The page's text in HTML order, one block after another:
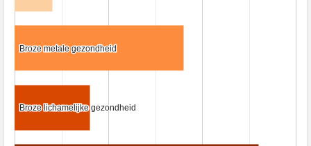
Broze metale gezondheid
Broze metale gezondheid
Broze lichamelijke gezondheid
Broze lichamelijke gezondheid